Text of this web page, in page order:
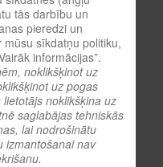
tās darbību un
pieredzi un
sīkdatņu politiku,
informācijas”.
noklikšķinot uz
uz pogas
lietotājs noklikšķina uz
saglabājas tehniskās
lai nodrošinātu
izmantošanai nav